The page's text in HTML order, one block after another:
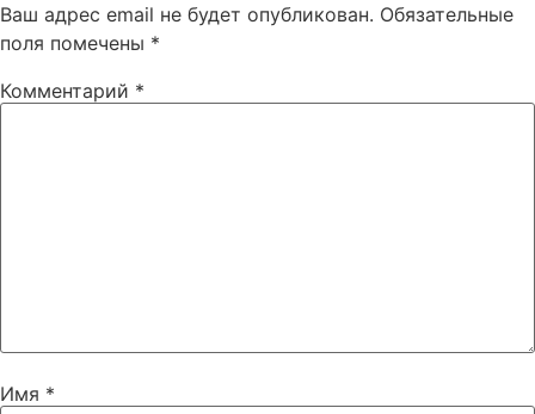
Ваш адрес email не будет опубликован. Обязательные
поля помечены *
Комментарий *
Имя *